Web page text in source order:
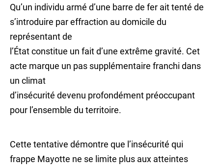
Qu’un individu armé d’une barre de fer ait tenté de
s’introduire par effraction au domicile du
représentant de
l’État constitue un fait d’une extrême gravité. Cet
acte marque un pas supplémentaire franchi dans
un climat
d’insécurité devenu profondément préoccupant
pour l’ensemble du territoire.
Cette tentative démontre que l’insécurité qui
frappe Mayotte ne se limite plus aux atteintes